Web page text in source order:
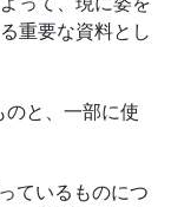
重要な資料とし
と、一部に使
ているものにつ